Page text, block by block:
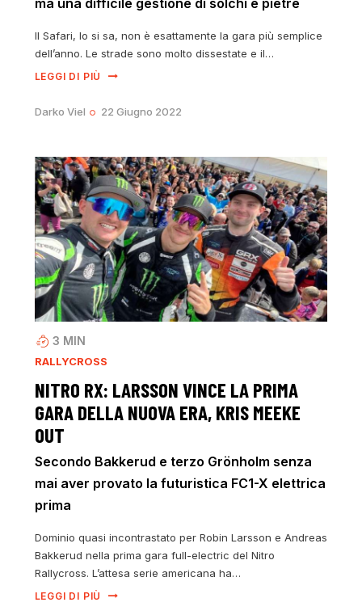
Il Safari, lo si sa, non è esattamente la gara più semplice
dell’anno. Le strade sono molto dissestate e il…
LEGGI DI PIÙ
Darko Viel 22 Giugno 2022
3 MIN
RALLYCROSS
NITRO RX: LARSSON VINCE LA PRIMA
GARA DELLA NUOVA ERA, KRIS MEEKE
OUT
Secondo Bakkerud e terzo Grönholm senza
mai aver provato la futuristica FC1-X elettrica
prima
Dominio quasi incontrastato per Robin Larsson e Andreas
Bakkerud nella prima gara full-electric del Nitro
Rallycross. L’attesa serie americana ha…
LEGGI DI PIÙ